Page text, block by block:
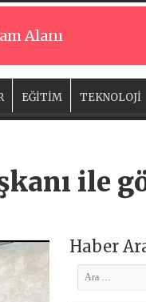
Alanı
EĞİTİM TEKNOLOJİ
ile
Haber